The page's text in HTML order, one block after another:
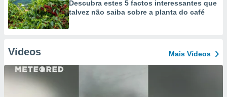
Descubra estes 5 factos interessantes que
talvez não saiba sobre a planta do café
Vídeos Mais Vídeos